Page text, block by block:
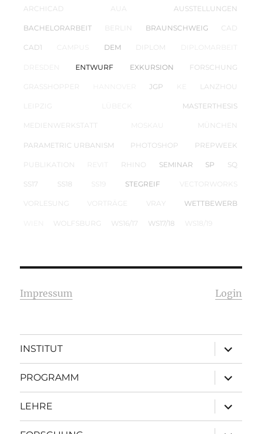
ARCHICAD AUA AUSSTELLUNGEN
BACHELORARBEIT BERLIN BRAUNSCHWEIG CAD
CAD1 DEM DIPLOM
ENTWURF EXKURSION FORSCHUNG
GRASSHOPPER JGP LANZHOU
LEIPZIG MASTERTHESIS
MEDIENWERKSTATT MÜNCHEN
PARAMETRIC URBANISM PHOTOSHOP PREPWEEK
PUBLIKATION RHINO SEMINAR SP SQ
SS17 SS18 SS19 STEGREIF VECTORWORKS
VORLESUNG VORTRÄGE VRAY WETTBEWERB
WOLFSBURG WS16/17 WS17/18 WS18/19
Impressum Login
INSTITUT
öffnen
PROGRAMM
öffnen
LEHRE
öffnen